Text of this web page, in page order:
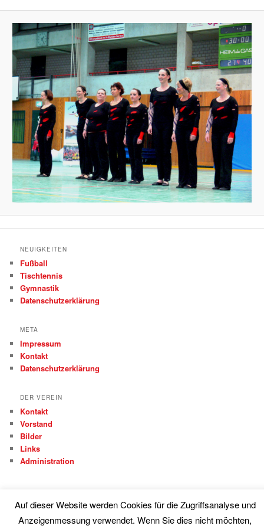
NEUIGKEITEN
Fußball
Tischtennis
Gymnastik
Datenschutzerklärung
META
Impressum
Kontakt
Datenschutzerklärung
DER VEREIN
Kontakt
Vorstand
Bilder
Links
Administration
Proudly powered by WordPress
Auf dieser Website werden Cookies für die Zugriffsanalyse und
Anzeigenmessung verwendet. Wenn Sie dies nicht möchten,